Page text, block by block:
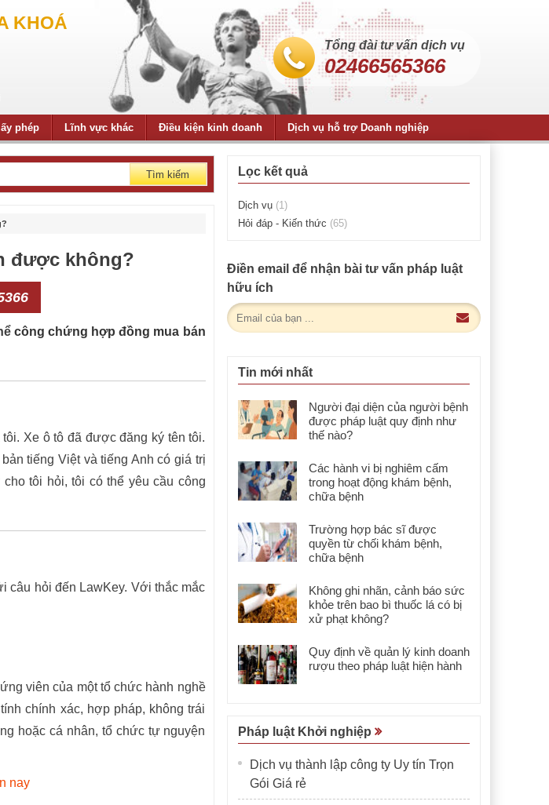
KHOÁ
Tổng đài tư vấn dịch vụ
02466565366
phép Lĩnh vực khác Điều kiện kinh doanh Dịch vụ hỗ trợ Doanh nghiệp
Tìm kiếm
được không?
công chứng hợp đồng mua bán
Xe ô tô đã được đăng ký tên tôi.
tiếng Việt và tiếng Anh có giá trị
tôi hỏi, tôi có thể yêu cầu công
câu hỏi đến LawKey. Với thắc mắc
viên của một tổ chức hành nghề
chính xác, hợp pháp, không trái
hoặc cá nhân, tổ chức tự nguyện
nay
Lọc kết quả
Dịch vụ (1)
Hỏi đáp - Kiến thức (65)
Điền email để nhận bài tư vấn pháp luật
hữu ích
Tin mới nhất
Người đại diện của người bệnh
được pháp luật quy định như
thế nào?
Các hành vi bị nghiêm cấm
trong hoạt động khám bệnh,
chữa bệnh
Trường hợp bác sĩ được
quyền từ chối khám bệnh,
chữa bệnh
Không ghi nhãn, cảnh báo sức
khỏe trên bao bì thuốc lá có bị
xử phạt không?
Quy định về quản lý kinh doanh
rượu theo pháp luật hiện hành
Pháp luật Khởi nghiệp
Dịch vụ thành lập công ty Uy tín Trọn
Gói Giá rẻ